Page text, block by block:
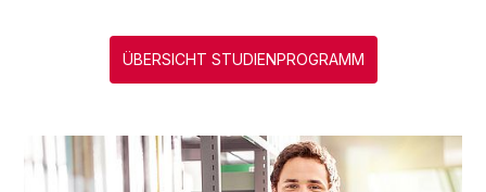
ÜBERSICHT STUDIENPROGRAMM